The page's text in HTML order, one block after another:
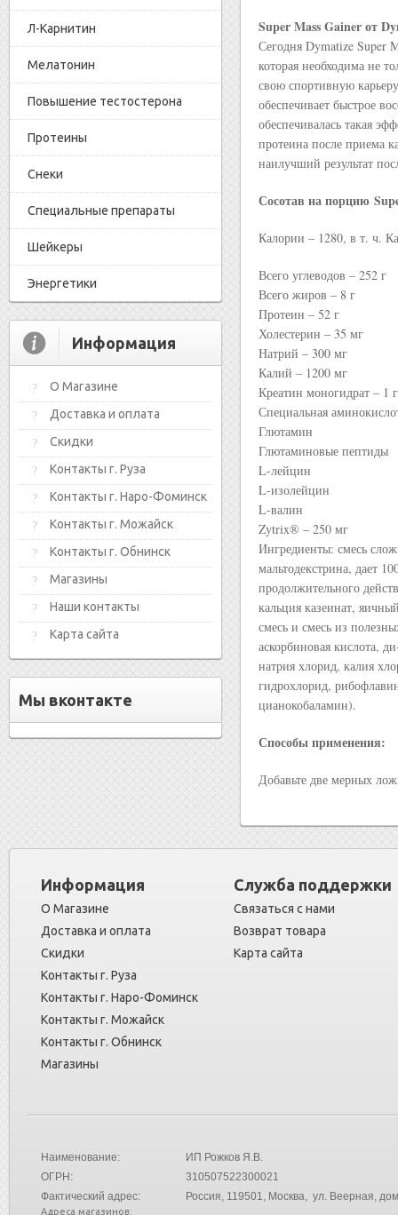
Л-Карнитин
Мелатонин
Повышение тестостерона
Протеины
Снеки
Специальные препараты
Шейкеры
Энергетики
Информация
О Магазине
Доставка и оплата
Скидки
Контакты г. Руза
Контакты г. Наро-Фоминск
Контакты г. Можайск
Контакты г. Обнинск
Магазины
Наши контакты
Карта сайта
Мы вконтакте
Super Mass Gainer от
Сегодня Dymatize Super
которая необходима не
свою спортивную
обеспечивает быстрое
обеспечивалась такая
протеина после приема
наилучший результат
Сосотав на порцию
Калории – 1280, в т. ч.
Всего углеводов – 252 г
Всего жиров – 8 г
Протеин – 52 г
Холестерин – 35 мг
Натрий – 300 мг
Калий – 1200 мг
Креатин моногидрат – 1 г
Специальная
Глютамин
Глютаминовые пептиды
L-лейцин
L-изолейцин
L-валин
Zytrix® – 250 мг
Ингредиенты: смесь
мальтодекстрина, дает
продолжительного
кальция казеинат,
смесь и смесь из
аскорбиновая кислота,
натрия хлорид, калия
гидрохлорид,
цианокобаламин).
Способы применения:
Добавьте две мерных
Информация
О Магазине
Доставка и оплата
Скидки
Контакты г. Руза
Контакты г. Наро-Фоминск
Контакты г. Можайск
Контакты г. Обнинск
Магазины
Служба поддержки
Связаться с нами
Возврат товара
Карта сайта
Наименование:
ИП Рожков Я.В.
ОГРН:
310507522300021
Фактический адрес:
Россия, 119501, Москва, ул. Веерная,
Адреса магазинов: